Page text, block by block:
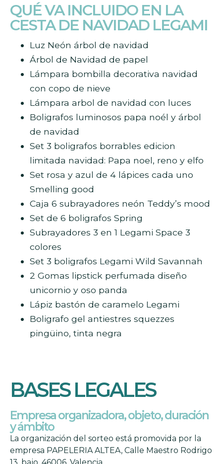
QUÉ VA INCLUIDO EN LA
CESTA DE NAVIDAD LEGAMI
Luz Neón árbol de navidad
Árbol de Navidad de papel
Lámpara bombilla decorativa navidad
con copo de nieve
Lámpara arbol de navidad con luces
Boligrafos luminosos papa noél y árbol
de navidad
Set 3 boligrafos borrables edicion
limitada navidad: Papa noel, reno y elfo
Set rosa y azul de 4 lápices cada uno
Smelling good
Caja 6 subrayadores neón Teddy’s mood
Set de 6 boligrafos Spring
Subrayadores 3 en 1 Legami Space 3
colores
Set 3 boligrafos Legami Wild Savannah
2 Gomas lipstick perfumada diseño
unicornio y oso panda
Lápiz bastón de caramelo Legami
Boligrafo gel antiestres squezzes
pingüino, tinta negra
BASES LEGALES
Empresa organizadora, objeto, duración
y ámbito
La organización del sorteo está promovida por la
empresa PAPELERIA ALTEA, Calle Maestro Rodrigo